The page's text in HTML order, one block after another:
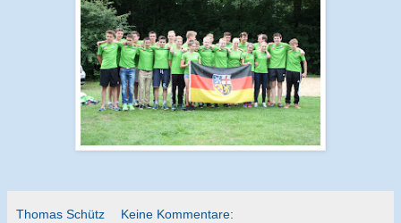
Thomas Schütz Keine Kommentare: